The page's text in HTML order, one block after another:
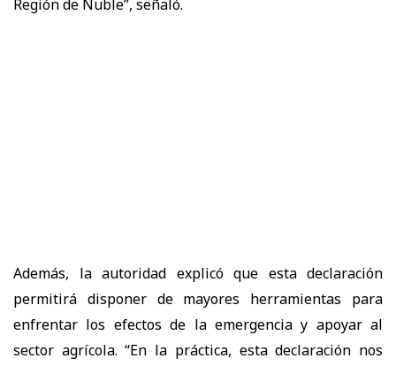
Región de Ñuble”, señaló.
Además, la autoridad explicó que esta declaración
permitirá disponer de mayores herramientas para
enfrentar los efectos de la emergencia y apoyar al
sector agrícola. “En la práctica, esta declaración nos